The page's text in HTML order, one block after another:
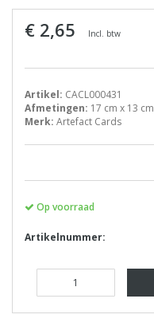
€ 2,65 Incl. btw
Artikel: CACL000431
Afmetingen: 17 cm x 13 cm
Merk: Artefact Cards
Op voorraad
Artikelnummer: